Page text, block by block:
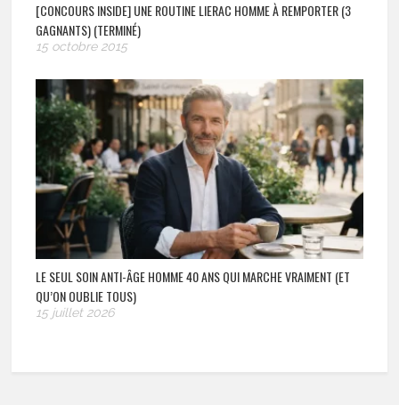
[CONCOURS INSIDE] UNE ROUTINE LIERAC HOMME À REMPORTER (3
GAGNANTS) (TERMINÉ)
15 octobre 2015
LE SEUL SOIN ANTI-ÂGE HOMME 40 ANS QUI MARCHE VRAIMENT (ET
QU’ON OUBLIE TOUS)
15 juillet 2026